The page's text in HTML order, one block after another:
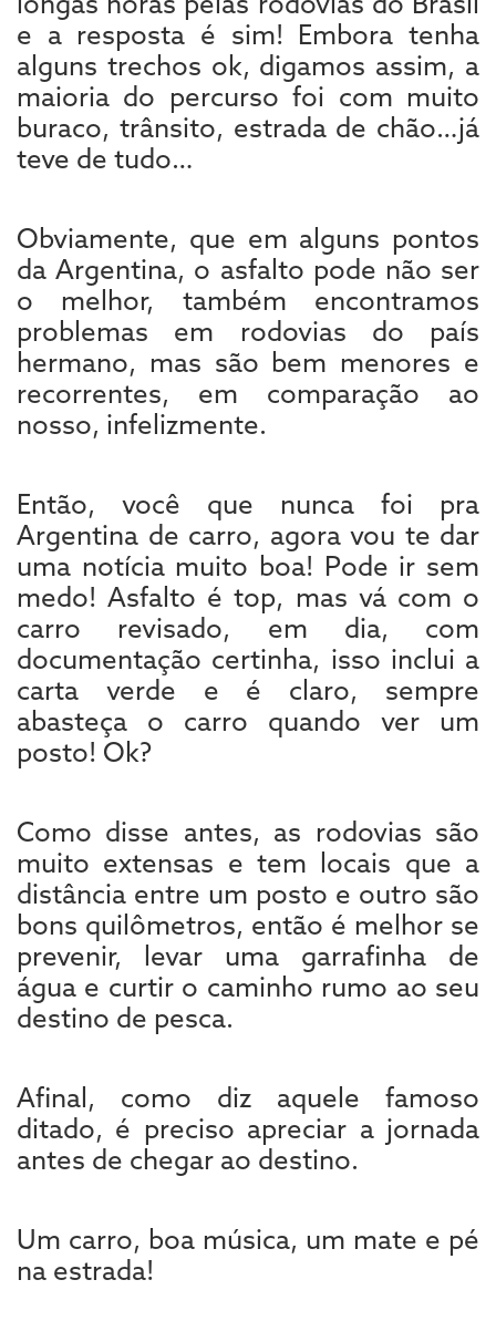
e a resposta é sim! Embora tenha
alguns trechos ok, digamos assim, a
maioria do percurso foi com muito
buraco, trânsito, estrada de chão…já
teve de tudo…
Obviamente, que em alguns pontos
da Argentina, o asfalto pode não ser
o melhor, também encontramos
problemas em rodovias do país
hermano, mas são bem menores e
recorrentes, em comparação ao
nosso, infelizmente.
Então, você que nunca foi pra
Argentina de carro, agora vou te dar
uma notícia muito boa! Pode ir sem
medo! Asfalto é top, mas vá com o
carro revisado, em dia, com
documentação certinha, isso inclui a
carta verde e é claro, sempre
abasteça o carro quando ver um
posto! Ok?
Como disse antes, as rodovias são
muito extensas e tem locais que a
distância entre um posto e outro são
bons quilômetros, então é melhor se
prevenir, levar uma garrafinha de
água e curtir o caminho rumo ao seu
destino de pesca.
Afinal, como diz aquele famoso
ditado, é preciso apreciar a jornada
antes de chegar ao destino.
Um carro, boa música, um mate e pé
na estrada!